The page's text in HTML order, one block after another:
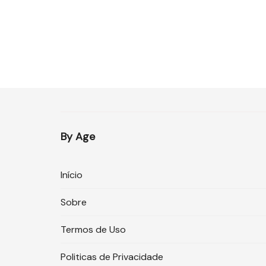
By Age
Início
Sobre
Termos de Uso
Politicas de Privacidade